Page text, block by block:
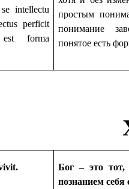
intellectu
perficit
forma
простым
понимание
понятое есть
Бог – это
познанием себя